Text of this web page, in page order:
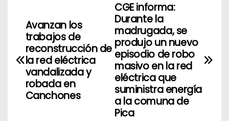
v
CGE informa:
Durante la
madrugada, se
produjo un nuevo
episodio de robo
masivo en la red
eléctrica que
suministra energía
a la comuna de
Pica
Avanzan los
trabajos de
reconstrucción de
la red eléctrica
vandalizada y
robada en
Canchones